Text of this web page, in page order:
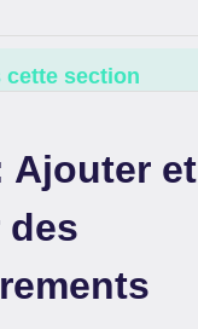
section
Ajouter et
des